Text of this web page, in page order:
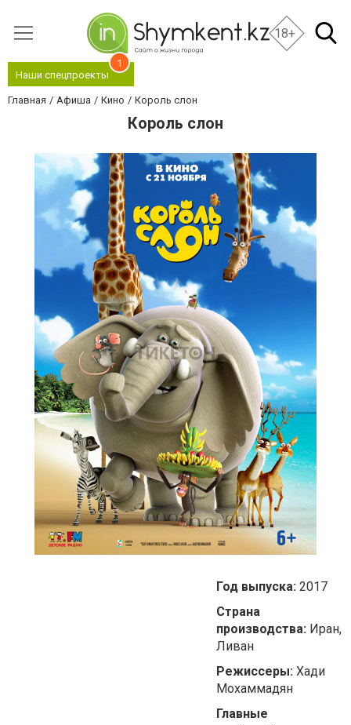
18+
Наши спецпроекты
1
Главная Афиша Кино Король слон
Король слон
Год выпуска: 2017
Страна
производства: Иран,
Ливан
Режиссеры: Хади
Мохаммадян
Главные